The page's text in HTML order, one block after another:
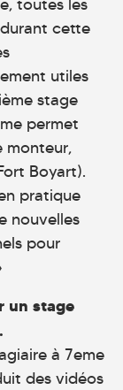
toutes les
cette
utiles
stage
permet
monteur,
Boyart).
pratique
nouvelles
pour
un stage
à 7eme
des vidéos